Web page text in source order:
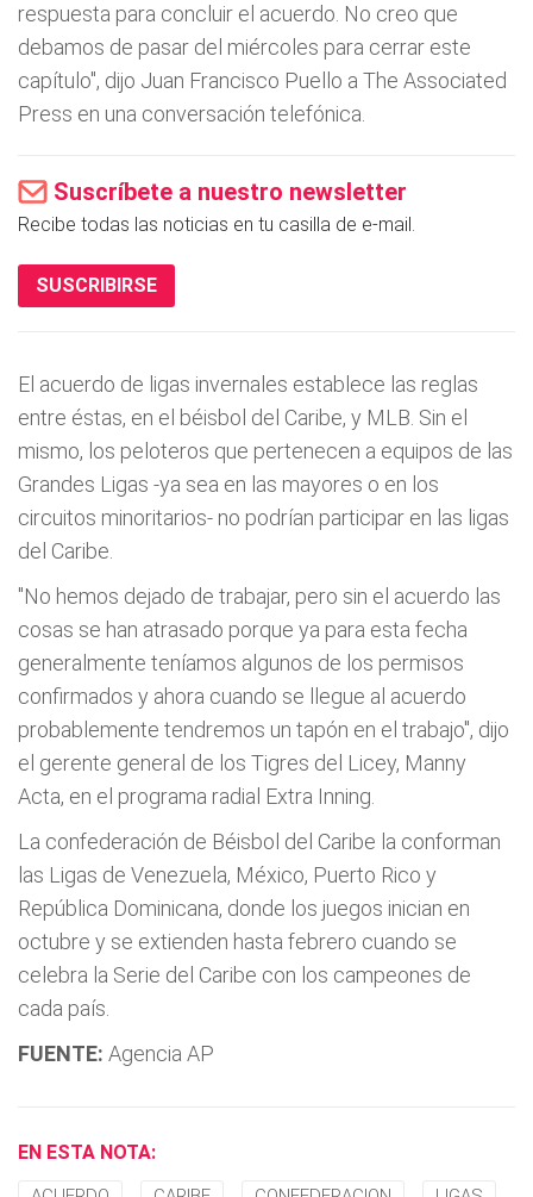
respuesta para concluir el acuerdo. No creo que
debamos de pasar del miércoles para cerrar este
capítulo", dijo Juan Francisco Puello a The Associated
Press en una conversación telefónica.
Suscríbete a nuestro newsletter
Recibe todas las noticias en tu casilla de e-mail.
SUSCRIBIRSE
El acuerdo de ligas invernales establece las reglas
entre éstas, en el béisbol del Caribe, y MLB. Sin el
mismo, los peloteros que pertenecen a equipos de las
Grandes Ligas -ya sea en las mayores o en los
circuitos minoritarios- no podrían participar en las ligas
del Caribe.
"No hemos dejado de trabajar, pero sin el acuerdo las
cosas se han atrasado porque ya para esta fecha
generalmente teníamos algunos de los permisos
confirmados y ahora cuando se llegue al acuerdo
probablemente tendremos un tapón en el trabajo", dijo
el gerente general de los Tigres del Licey, Manny
Acta, en el programa radial Extra Inning.
La confederación de Béisbol del Caribe la conforman
las Ligas de Venezuela, México, Puerto Rico y
República Dominicana, donde los juegos inician en
octubre y se extienden hasta febrero cuando se
celebra la Serie del Caribe con los campeones de
cada país.
FUENTE: Agencia AP
EN ESTA NOTA: